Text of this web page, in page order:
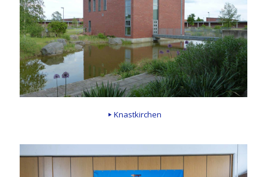
Knastkirchen